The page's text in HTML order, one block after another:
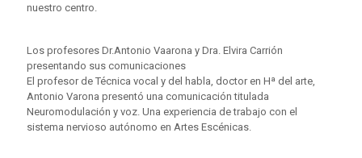
nuestro centro.
Los profesores Dr.Antonio Vaarona y Dra. Elvira Carrión
presentando sus comunicaciones
El profesor de Técnica vocal y del habla, doctor en Hª del arte,
Antonio Varona presentó una comunicación titulada
Neuromodulación y voz. Una experiencia de trabajo con el
sistema nervioso autónomo en Artes Escénicas.